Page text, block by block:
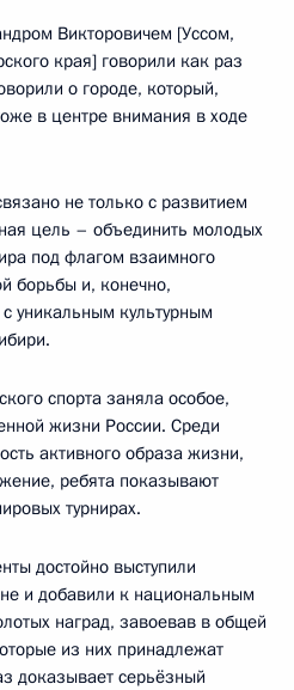
Викторовичем [Уссом,
края] говорили как раз
о городе, который,
в центре внимания в ходе
не только с развитием
цель – объединить молодых
под флагом взаимного
борьбы и, конечно,
уникальным культурным
спорта заняла особое,
жизни России. Среди
активного образа жизни,
ребята показывают
турнирах.
достойно выступили
и добавили к национальным
наград, завоевав в общей
из них принадлежат
доказывает серьёзный